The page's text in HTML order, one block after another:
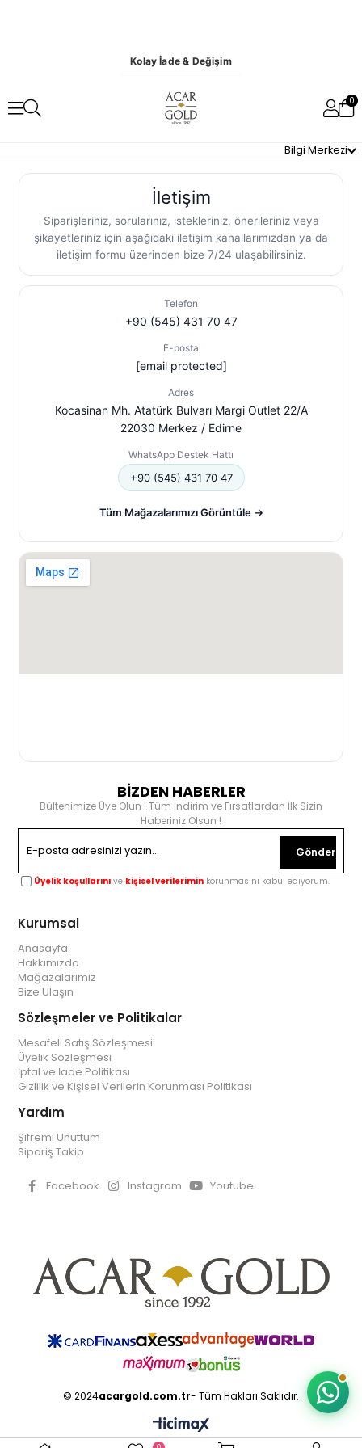
Kolay İade & Değişim
0
Bilgi Merkezi
İletişim
Siparişleriniz, sorularınız, istekleriniz, önerileriniz veya
şikayetleriniz için aşağıdaki iletişim kanallarımızdan ya da
iletişim formu üzerinden bize 7/24 ulaşabilirsiniz.
Telefon
+90 (545) 431 70 47
E-posta
[email protected]
Adres
Kocasinan Mh. Atatürk Bulvarı Margi Outlet 22/A
22030 Merkez / Edirne
WhatsApp Destek Hattı
+90 (545) 431 70 47
Tüm Mağazalarımızı Görüntüle →
BİZDEN HABERLER
Bültenimize Üye Olun ! Tüm İndirim ve Fırsatlardan İlk Sizin
Haberiniz Olsun !
Gönder
Üyelik koşullarını ve kişisel verilerimin korunmasını kabul ediyorum.
Kurumsal
Anasayfa
Hakkımızda
Mağazalarımız
Bize Ulaşın
Sözleşmeler ve Politikalar
Mesafeli Satış Sözleşmesi
Üyelik Sözleşmesi
İptal ve İade Politikası
Gizlilik ve Kişisel Verilerin Korunması Politikası
Yardım
Şifremi Unuttum
Sipariş Takip
Facebook Instagram Youtube
© 2024acargold.com.tr- Tüm Hakları Saklıdır.